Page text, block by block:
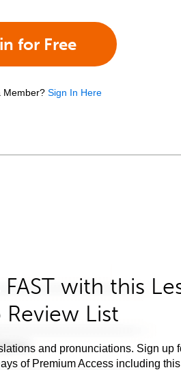
for Free
Member? Sign In Here
with this
List
and pronunciations. Sign up
of Premium Access including